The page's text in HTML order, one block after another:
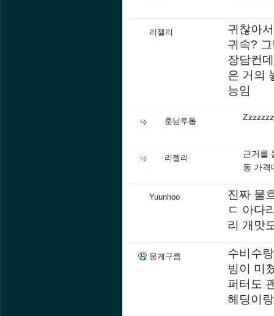
리젤리
귀찮아
귀속?
장담컨
은 거의
능임
훈남투톱
리젤리
근거를
동 가격
Yuunhoo
진짜 물
ㄷ 아다
리 개맛
뭉게구름
수비수
빙이 미
퍼터도
헤딩이